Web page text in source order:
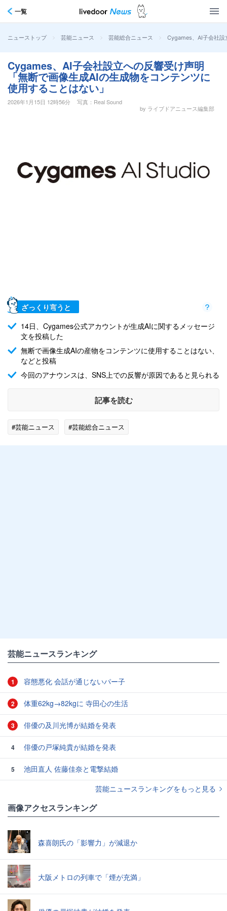
一覧
ニューストップ > 芸能ニュース > 芸能総合ニュース > Cygames、AI子会社
Cygames、AI子会社設立への反響受け声明
「無断で画像生成AIの生成物をコンテンツに
使用することはない」
2026年1月15日 12時56分
写真：Real Sound
by ライブドアニュース編集部
ざっくり言うと
14日、Cygames公式アカウントが生成AIに関するメッセージ
文を投稿した
無断で画像生成AIの産物をコンテンツに使用することはない、
などと投稿
今回のアナウンスは、SNS上での反響が原因であると見られる
記事を読む
#芸能ニュース #芸能総合ニュース
芸能ニュースランキング
1 容態悪化 会話が通じないパー子
2 体重62kg→82kgに 寺田心の生活
3 俳優の及川光博が結婚を発表
4 俳優の戸塚純貴が結婚を発表
5
池田直人 佐藤佳奈と電撃結婚
芸能ニュースランキングをもっと見る
画像アクセスランキング
森喜朗氏の「影響力」が減退か
大阪メトロの列車で「煙が充満」